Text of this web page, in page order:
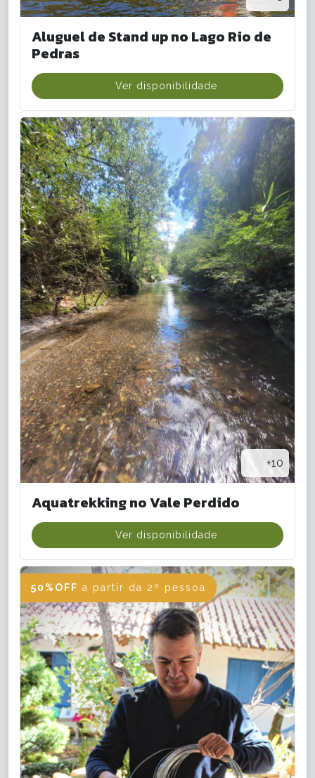
Aluguel de Stand up no Lago Rio de
Pedras
Ver disponibilidade
+10
Aquatrekking no Vale Perdido
Ver disponibilidade
50%OFF a partir da 2ª pessoa